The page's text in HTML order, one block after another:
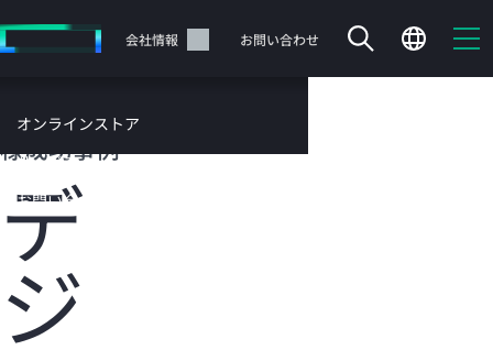
イ
テ
に
ッ
会社情報 お問い合わせ
オンラインストア
サービス
お問い合わせ
HPEのお客
様成功事例
デ
ジ